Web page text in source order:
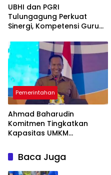
UBHI dan PGRI
Tulungagung Perkuat
Sinergi, Kompetensi Guru
Pemerintahan
Ahmad Baharudin
Komitmen Tingkatkan
Kapasitas UMKM
EksporBaca Juga